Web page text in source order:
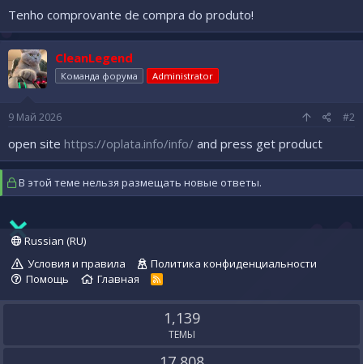
Tenho comprovante de compra do produto!
CleanLegend
Команда форума Administrator
9 Май 2026 #2
open site https://oplata.info/info/ and press get product
В этой теме нельзя размещать новые ответы.
Russian (RU)
Условия и правила
Политика конфиденциальности
Помощь
Главная
R
S
1,139
ТЕМЫ